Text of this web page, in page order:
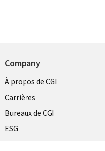
Company
Useful
links
CANADA
FR
À propos de CGI
Carrières
Bureaux de CGI
ESG
Alliances